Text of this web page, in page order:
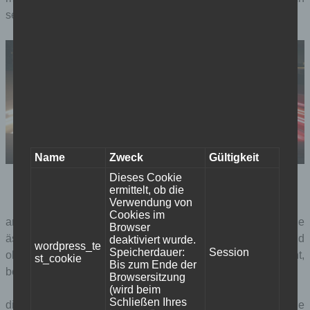
seinem bruder einen sprechenden gasherd schenkt.
kurz vor dem initialerlebnis, auf der
autobahnbrücke. (c) dreamworks/oma public relations
animationstechnisch ist der film rundum gelungen. die
ästhetisch beeindruckendste szene für mich zeigt das bild
oben: turbo auf der autobahnbrücke. hier stimmen tiefe, licht,
bewegung, ton hervorragend.
die menschen funktionieren ebenfalls (keine
Name Zweck Gültigkeit
wordpress_te
st_cookie
Dieses Cookie
ermittelt, ob die
Verwendung von
Cookies im
Browser
deaktiviert wurde.
Speicherdauer:
Bis zum Ende der
Browsersitzung
(wird beim
Schließen Ihres
Session